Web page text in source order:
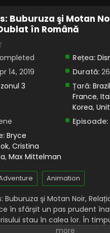
Eps 17 - Festin - 8 April, 2025
Eps 16 - Vânătorul de Kwami - 8
Miraculos: Buburuza și Motan
Episodul 15 – Startren
Eps 15 - Startren - 8 April, 2025
Episodul 14 – Păpușar II
Eps 14 - Păpușar II - 8 April, 2025
Miraculos: Buburuza și Motan
Episodul 13 – Desperada
Eps 13 - Desperada - 8 April, 2025
Miraculos: Buburuza și Motan
Episodul 12 – Păpușa Reflekt
Buburuza şi Motan
în Română
Rețea:
14, 2019 Durată:
3 Țară: Brazil
France,
Korea,
Episoade:
Bryce
, Cristina
, Max Mittelman
Animation
Buburuza şi Motan Noir,
în sfârșit un pas prudent
stau în calea lor. În
îl cunoaște pe Gardianul